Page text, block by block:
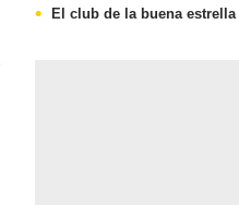
El club de la buena estrella